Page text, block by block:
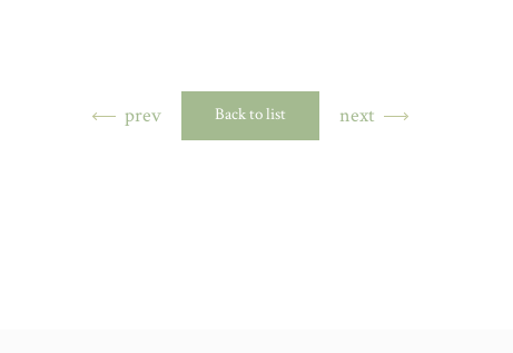
prev Back to list next